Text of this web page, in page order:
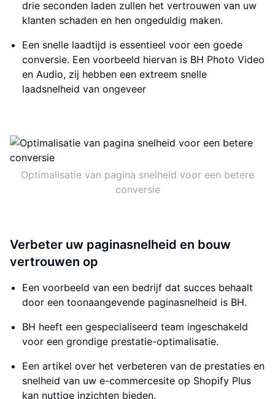
drie seconden laden zullen het vertrouwen van uw
klanten schaden en hen ongeduldig maken.
Een snelle laadtijd is essentieel voor een goede
conversie. Een voorbeeld hiervan is BH Photo Video
en Audio, zij hebben een extreem snelle
laadsnelheid van ongeveer
Optimalisatie van pagina snelheid voor een betere
conversie
Verbeter uw paginasnelheid en bouw
vertrouwen op
Een voorbeeld van een bedrijf dat succes behaalt
door een toonaangevende paginasnelheid is BH.
BH heeft een gespecialiseerd team ingeschakeld
voor een grondige prestatie-optimalisatie.
Een artikel over het verbeteren van de prestaties en
snelheid van uw e-commercesite op Shopify Plus
kan nuttige inzichten bieden.